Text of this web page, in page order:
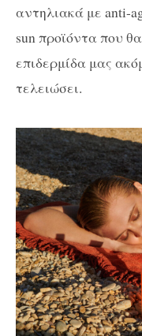
αντηλιακά με anti-
sunπροϊόντα που
επιδερμίδα μας
τελειώσει.